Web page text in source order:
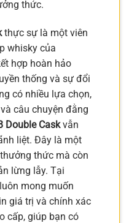
thức.
thực sự là một viên
whisky của
hợp hoàn hảo
thống và sự đổi
có nhiều lựa chọn,
câu chuyện đằng
Double Caskvẫn
liệt. Đây là một
thức mà còn
lừng lẫy. Tại
mong muốn
giá trị và chính xác
cấp, giúp bạn có